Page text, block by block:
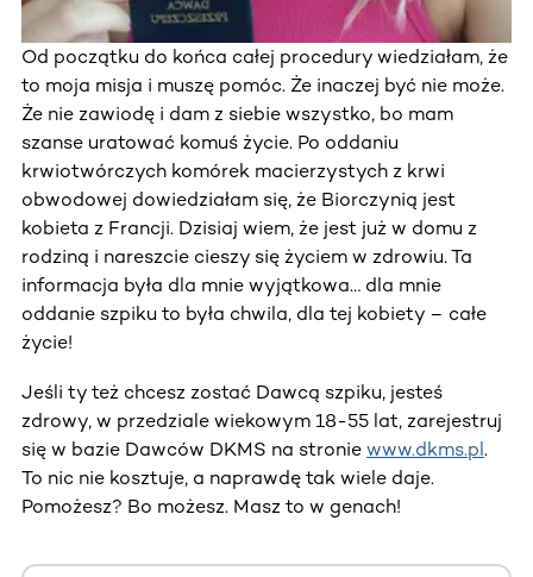
Od początku do końca całej procedury wiedziałam, że
to moja misja i muszę pomóc. Że inaczej być nie może.
Że nie zawiodę i dam z siebie wszystko, bo mam
szanse uratować komuś życie. Po oddaniu
krwiotwórczych komórek macierzystych z krwi
obwodowej dowiedziałam się, że Biorczynią jest
kobieta z Francji. Dzisiaj wiem, że jest już w domu z
rodziną i nareszcie cieszy się życiem w zdrowiu. Ta
informacja była dla mnie wyjątkowa… dla mnie
oddanie szpiku to była chwila, dla tej kobiety – całe
życie!
Jeśli ty też chcesz zostać Dawcą szpiku, jesteś
zdrowy, w przedziale wiekowym 18-55 lat, zarejestruj
się w bazie Dawców DKMS na stronie www.dkms.pl .
To nic nie kosztuje, a naprawdę tak wiele daje.
Pomożesz? Bo możesz. Masz to w genach!